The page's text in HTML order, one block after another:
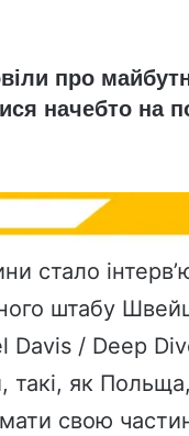
про
начебто на
стало
штабу
Davis / Deep
такі, як
свою